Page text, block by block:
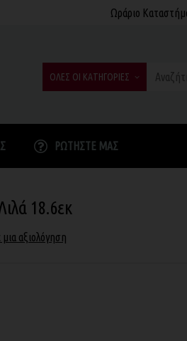
Ωράριο
ΟΛΕΣ ΟΙ ΚΑΤΗΓΟΡΙΕΣ
ΡΩΤΉΣΤΕ ΜΑΣ
18.6εκ
μια αξιολόγηση